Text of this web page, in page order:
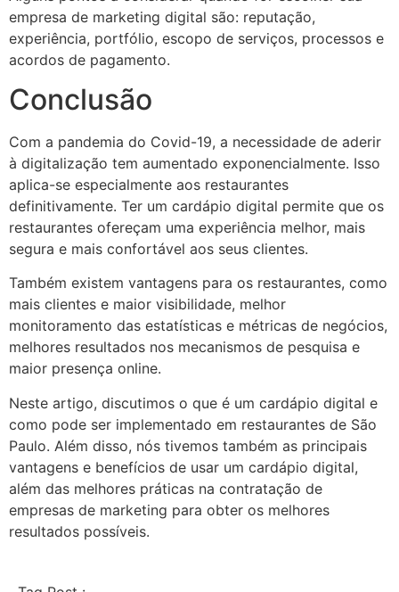
empresa de marketing digital são: reputação,
experiência, portfólio, escopo de serviços, processos e
acordos de pagamento.
Conclusão
Com a pandemia do Covid-19, a necessidade de aderir
à digitalização tem aumentado exponencialmente. Isso
aplica-se especialmente aos restaurantes
definitivamente. Ter um cardápio digital permite que os
restaurantes ofereçam uma experiência melhor, mais
segura e mais confortável aos seus clientes.
Também existem vantagens para os restaurantes, como
mais clientes e maior visibilidade, melhor
monitoramento das estatísticas e métricas de negócios,
melhores resultados nos mecanismos de pesquisa e
maior presença online.
Neste artigo, discutimos o que é um cardápio digital e
como pode ser implementado em restaurantes de São
Paulo. Além disso, nós tivemos também as principais
vantagens e benefícios de usar um cardápio digital,
além das melhores práticas na contratação de
empresas de marketing para obter os melhores
resultados possíveis.